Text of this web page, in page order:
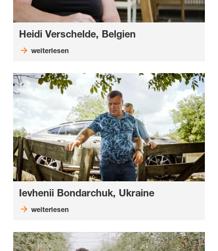
Heidi Verschelde, Belgien
weiterlesen
Ievhenii Bondarchuk, Ukraine
weiterlesen